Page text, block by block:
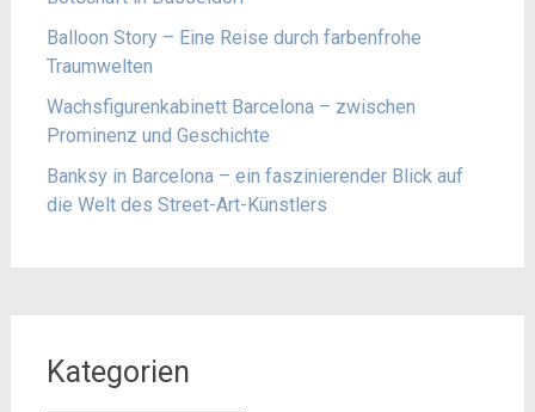
Balloon Story – Eine Reise durch farbenfrohe
Traumwelten
Wachsfigurenkabinett Barcelona – zwischen
Prominenz und Geschichte
Banksy in Barcelona – ein faszinierender Blick auf
die Welt des Street-Art-Künstlers
Kategorien